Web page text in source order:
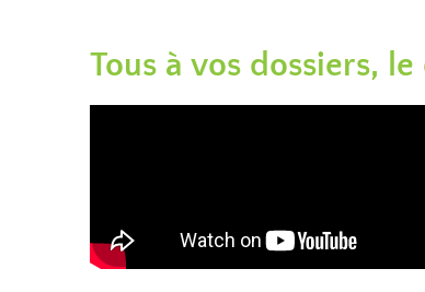
Tous à vos dossiers,